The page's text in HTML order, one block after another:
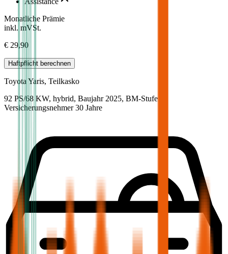
Monatliche Prämie
inkl. mVSt.
€ 29,90
Haftpflicht berechnen
ToyotaYaris, Teilkasko
92 PS/68 KW, hybrid, Baujahr 2025, BM-Stufe
Versicherungsnehmer 30 Jahre